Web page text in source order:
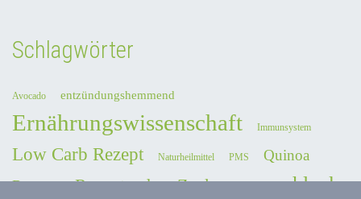
Schlagwörter
Avocado entzündungshemmend
Ernährungswissenschaft Immunsystem
Low Carb Rezept Naturheilmittel PMS
Quinoa
Rezepte
Rezepte ohne Zucker schlank